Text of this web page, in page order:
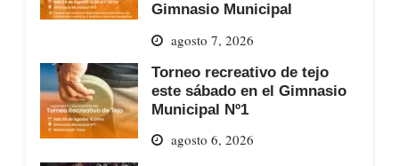
Gimnasio Municipal
agosto 7, 2026
Torneo recreativo de tejo
este sábado en el Gimnasio
Municipal Nº1
agosto 6, 2026